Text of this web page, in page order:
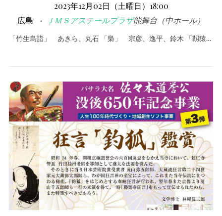
2023年12月02日（土曜日）18:00
広島
ＪＭＳアステールプラザ能舞台（中ホール）
「竹生島詣」 あきら、丸石 「梟」 宗彦、逸平、鈴木 「靱猿…